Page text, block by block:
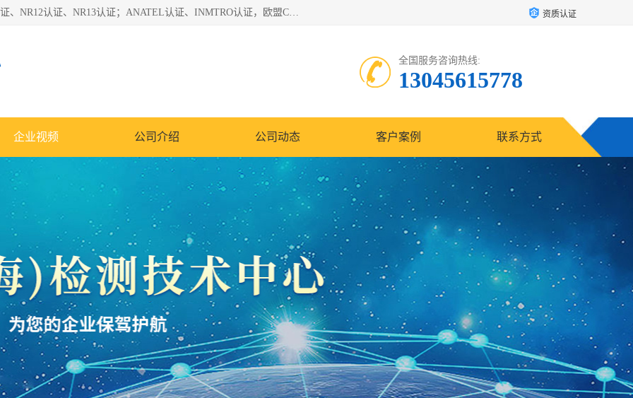
*是一家的测试、评估、检查与认机构，主要从事巴西NR10认证、NR12认证、NR13认证；ANATEL认证、INMTRO认证，欧盟CE认证：MD认证，PED认证，MID认证，ATEX认证，德国蓝色天使认证。 资质认证
全国服务咨询热线:
13045615778
企业视频 公司介绍 公司动态 客户案例 联系方式